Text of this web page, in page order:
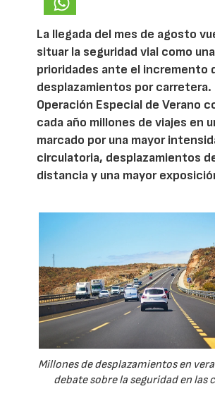
La llegada del mes de agosto
situar la seguridad vial como
prioridades ante el incremento
desplazamientos por carretera.
Operación Especial de Verano
cada año millones de viajes en
marcado por una mayor
circulatoria, desplazamientos
distancia y una mayor
Millones de desplazamientos en
debate sobre la seguridad en las